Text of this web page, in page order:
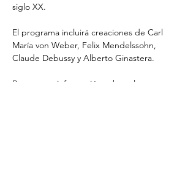
siglo XX.
El programa incluirá creaciones de Carl
María von Weber, Felix Mendelssohn,
Claude Debussy y Alberto Ginastera.
Para mayor información sobre el programa